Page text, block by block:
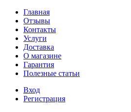
Главная
Отзывы
Контакты
Услуги
Доставка
О магазине
Гарантия
Полезные статьи
Вход
Регистрация